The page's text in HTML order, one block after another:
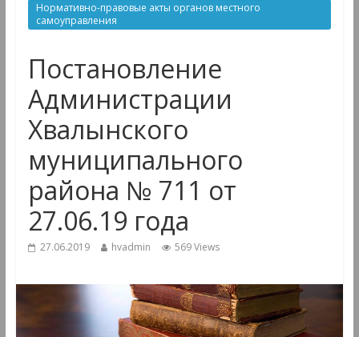
Нормативно-правовые акты органов местного
самоуправления
Постановление
Администрации
Хвалынского
муниципального
района № 711 от
27.06.19 года
27.06.2019 hvadmin 569 Views